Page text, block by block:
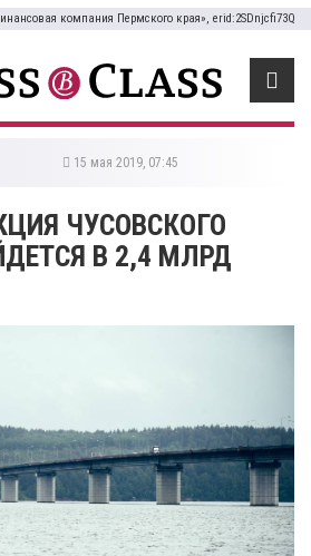
компания Пермского края», erid:2SDnjcfi73Q
15 мая 2019, 07:45
ЧУСОВСКОГО
В 2,4 МЛРД